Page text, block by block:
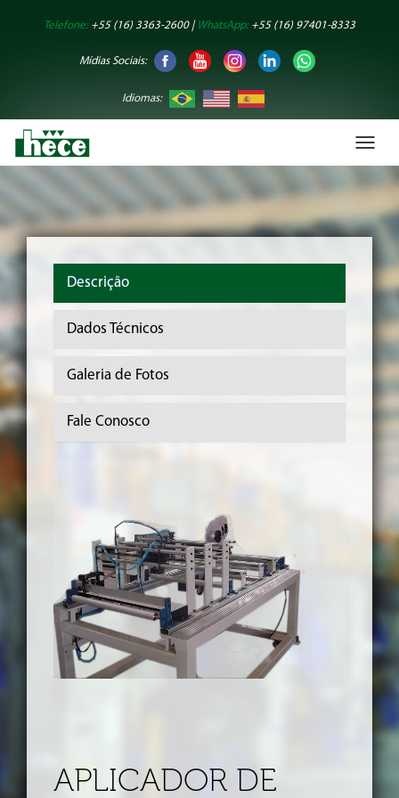
Telefone: +55 (16) 3363-2600 | WhatsApp: +55 (16) 97401-8333
Mídias Sociais:
Idiomas:
Descrição
Dados Técnicos
Galeria de Fotos
Fale Conosco
APLICADOR DE